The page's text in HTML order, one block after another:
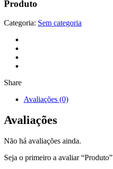
Produto
Categoria: Sem categoria
Share
Avaliações (0)
Avaliações
Não há avaliações ainda.
Seja o primeiro a avaliar “Produto”